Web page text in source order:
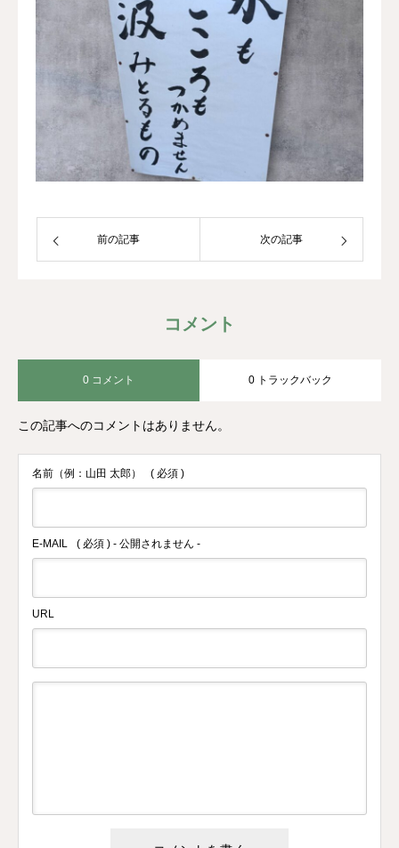
前の記事 次の記事
コメント
0 コメント 0 トラックバック
この記事へのコメントはありません。
名前（例：山田 太郎） ( 必須 )
E-MAIL ( 必須 ) - 公開されません -
URL